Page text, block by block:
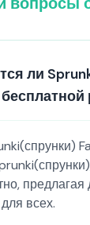
ли
всех.